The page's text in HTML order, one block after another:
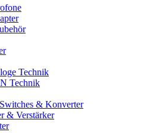
Technik
Technik
& Konverter
& Verstärker